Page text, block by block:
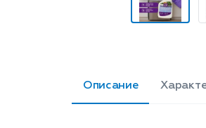
Описание